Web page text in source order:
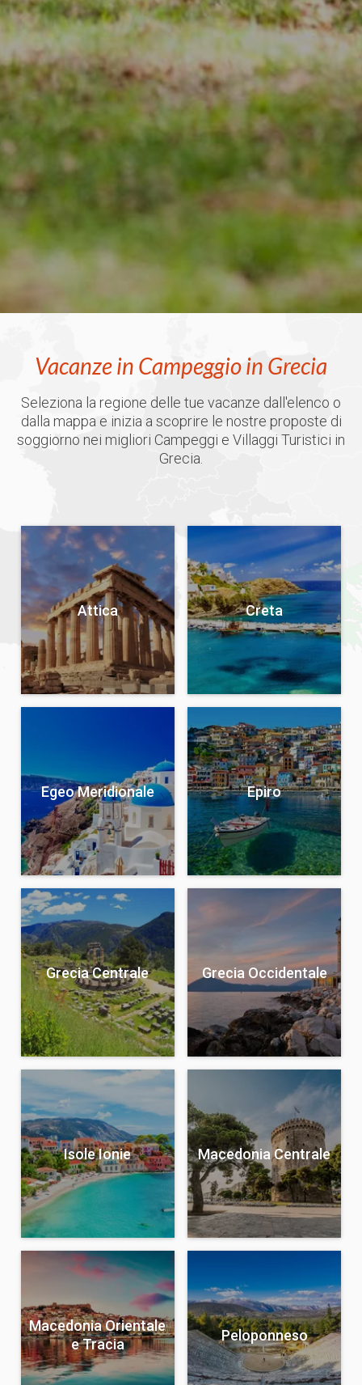
Vacanze in Campeggio in Grecia
Seleziona la regione delle tue vacanze dall'elenco o
dalla mappa e inizia a scoprire le nostre proposte di
soggiorno nei migliori Campeggi e Villaggi Turistici in
Grecia.
Attica Creta
Egeo Meridionale Epiro
Grecia Centrale Grecia Occidentale
Isole Ionie Macedonia Centrale
Macedonia Orientale
e Tracia
Peloponneso